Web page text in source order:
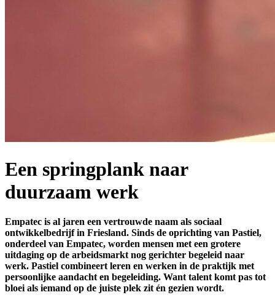
Een springplank naar
duurzaam werk
Empatec is al jaren een vertrouwde naam als sociaal
ontwikkelbedrijf in Friesland. Sinds de oprichting van Pastiel,
onderdeel van Empatec, worden mensen met een grotere
uitdaging op de arbeidsmarkt nog gerichter begeleid naar
werk. Pastiel combineert leren en werken in de praktijk met
persoonlijke aandacht en begeleiding. Want talent komt pas tot
bloei als iemand op de juiste plek zit én gezien wordt.